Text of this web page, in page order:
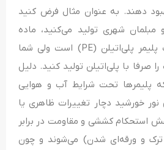
دهند. به عنوان مثال فرض کنید
مبلمان شهری تولید می‌کنید، ماده
اولیه اکثر این تجهیزات پلیمر پلی‌اتیلن (PE) است ولی شما
صرفا با پلی‌اتیلن تولید کنید. دلیل
پلیمرها تحت شرایط آب و هوایی
خورشید دچار تغییرات ظاهری یا
استحکام کششی و مقاومت در برابر
ترک و ورقه‌­ای شدن) می‌­شوند و چون